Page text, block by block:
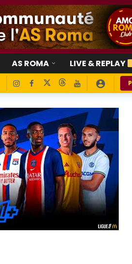
AS ROMA LIVE & REPLAY